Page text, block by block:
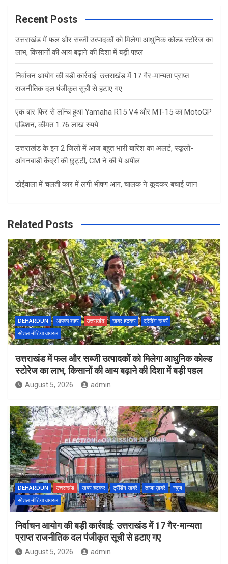
c
Recent Posts
उत्तराखंड में फल और सब्जी उत्पादकों को मिलेगा आधुनिक कोल्ड स्टोरेज का
लाभ, किसानों की आय बढ़ाने की दिशा में बड़ी पहल
निर्वाचन आयोग की बड़ी कार्रवाई: उत्तराखंड में 17 गैर-मान्यता प्राप्त
राजनीतिक दल पंजीकृत सूची से हटाए गए
एक बार फिर से लॉन्च हुआ Yamaha R15 V4 और MT-15 का MotoGP
एडिशन, कीमत 1.76 लाख रुपये
उत्तराखंड के इन 2 जिलों में आज बहुत भारी बारिश का अलर्ट, स्कूलों-
आंगनबाड़ी केंद्रों की छुट्टी, CM ने की ये अपील
डोईवाला में चलती कार में लगी भीषण आग, चालक ने कूदकर बचाई जान
Related Posts
DEHARDUN आपका शहर उत्तराखंड खबर हटकर
ट्रेंडिंग खबरें
सोशल मीडिया वायरल
उत्तराखंड में फल और सब्जी उत्पादकों को मिलेगा आधुनिक कोल्ड
स्टोरेज का लाभ, किसानों की आय बढ़ाने की दिशा में बड़ी पहल
August 5, 2026 admin
DEHARDUN उत्तराखंड खबर हटकर ट्रेंडिंग खबरें ताज़ा ख़बरें
न्यूज़
सोशल मीडिया वायरल
निर्वाचन आयोग की बड़ी कार्रवाई: उत्तराखंड में 17 गैर-मान्यता
प्राप्त राजनीतिक दल पंजीकृत सूची से हटाए गए
August 5, 2026 admin